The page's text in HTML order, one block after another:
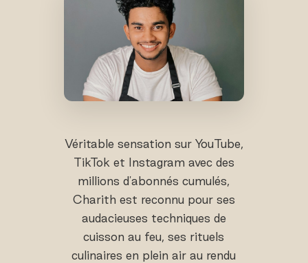
Véritable sensation sur YouTube,
TikTok et Instagram avec des
millions d'abonnés cumulés,
Charith est reconnu pour ses
audacieuses techniques de
cuisson au feu, ses rituels
culinaires en plein air au rendu